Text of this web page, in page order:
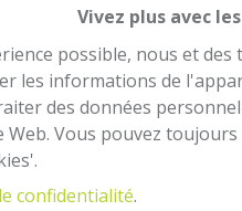
Vivez plus avec
possible, nous et
les informations de
des données
Vous pouvez
confidentialité.